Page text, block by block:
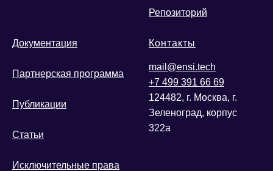
Репозиторий
Документация
Партнерская программа
Публикации
Статьи
Исключительные права
Контакты
mail@ensi.tech
+7 499 391 66 69
124482, г. Москва, г.
Зеленоград, корпус
322а